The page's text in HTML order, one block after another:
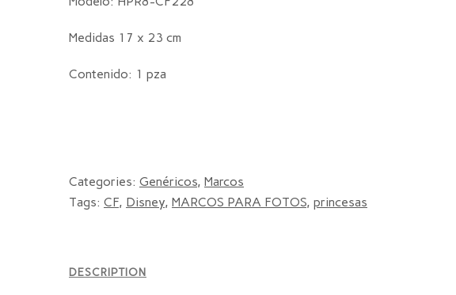
Medidas 17 x 23 cm
Contenido: 1 pza
Categories: Genéricos, Marcos
Tags: CF, Disney, MARCOS PARA FOTOS, princesas
DESCRIPTION